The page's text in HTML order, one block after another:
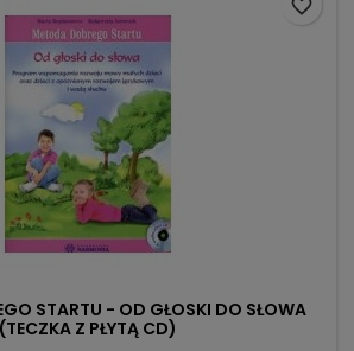
STARTU - OD GŁOSKI DO SŁOWA
(TECZKA Z PŁYTĄ CD)
favorite_border